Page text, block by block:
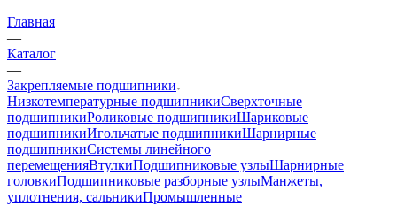
Главная
—
Каталог
—
Закрепляемые подшипники
Низкотемпературные подшипникиСверхточные
подшипникиРоликовые подшипникиШариковые
подшипникиИгольчатые подшипникиШарнирные
подшипникиСистемы линейного
перемещенияВтулкиПодшипниковые узлыШарнирные
головкиПодшипниковые разборные узлыМанжеты,
уплотнения, сальникиПромышленные